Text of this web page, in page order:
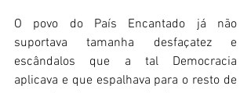
O povo do País Encantado já não
suportava tamanha desfaçatez e
escândalos que a tal Democracia
aplicava e que espalhava para o resto de